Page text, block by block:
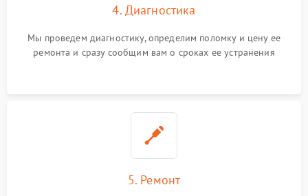
4. Диагностика
Мы проведем диагностику, определим поломку и цену ее
ремонта и сразу сообщим вам о сроках ее устранения
5. Ремонт